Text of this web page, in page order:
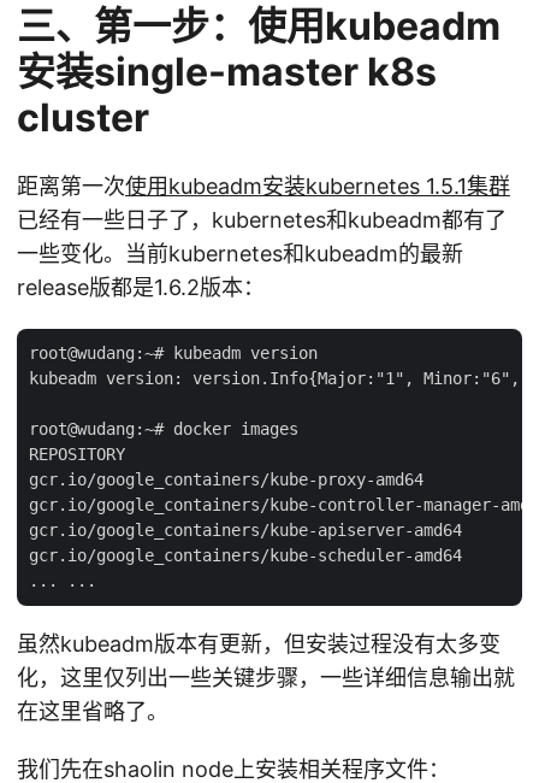
三、第一步：使用kubeadm
安装single-master k8s
cluster
距离第一次使用kubeadm安装kubernetes 1.5.1集群
已经有一些日子了，kubernetes和kubeadm都有了
一些变化。当前kubernetes和kubeadm的最新
release版都是1.6.2版本：
root@wudang:~# kubeadm version
kubeadm version: version.Info{Major:"1", Minor:"6",
root@wudang:~# docker images
REPOSITORY
gcr.io/google_containers/kube-proxy-amd64
gcr.io/google_containers/kube-controller-
gcr.io/google_containers/kube-apiserver-amd64
gcr.io/google_containers/kube-scheduler-amd64
虽然kubeadm版本有更新，但安装过程没有太多变
化，这里仅列出一些关键步骤，一些详细信息输出就
在这里省略了。
我们先在shaolin node上安装相关程序文件：